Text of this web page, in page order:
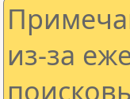
из-за